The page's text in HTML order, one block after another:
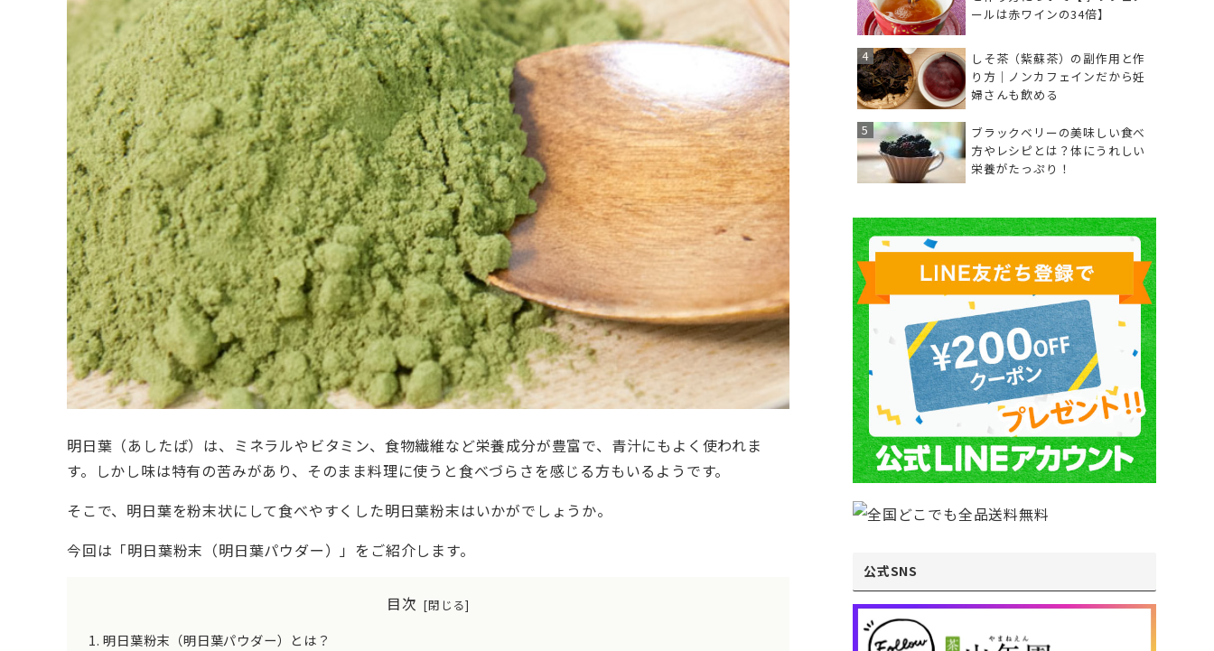
明日葉（あしたば）は、ミネラルやビタミン、食物繊維など栄養成分が豊富で、青汁にもよく使われま
す。しかし味は特有の苦みがあり、そのまま料理に使うと食べづらさを感じる方もいるようです。
そこで、明日葉を粉末状にして食べやすくした明日葉粉末はいかがでしょうか。
今回は「明日葉粉末（明日葉パウダー）」をご紹介します。
目次
明日葉粉末（明日葉パウダー）とは？
ールは赤ワインの34倍】
しそ茶（紫蘇茶）の副作用と作
り方｜ノンカフェインだから妊
婦さんも飲める
ブラックベリーの美味しい食べ
方やレシピとは？体にうれしい
栄養がたっぷり！
公式SNS